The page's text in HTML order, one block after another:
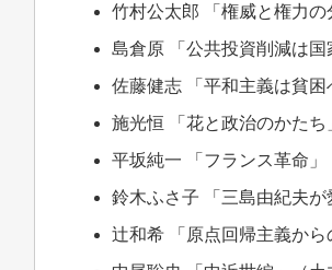
竹村公太郎 「権威と権力の
島倉原 「公共投資削減は国
佐藤健志 「平和主義は貧困
施光恒 「花と政治のかたち
平坂純一 「フランス革命」
鈴木ふさ子 「三島由紀夫が
辻和希 「原点回帰主義から